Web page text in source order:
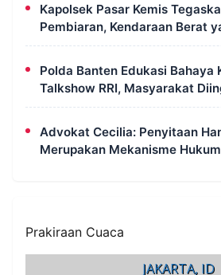
Kapolsek Pasar Kemis
Pembiaran, Kendaraan Berat
Jalan Langsung Ditertibkan
Polda Banten Edukasi Bahaya
Talkshow RRI, Masyarakat
Pidana Pembakaran Lahan
Advokat Cecilia: Penyitaan
Merupakan Mekanisme
Prakiraan Cuaca
JAKARTA, ID